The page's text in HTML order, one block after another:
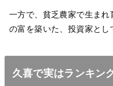
一方で、貧乏農家で生ま
の富を築いた、投資家とし
久喜で実はランキン